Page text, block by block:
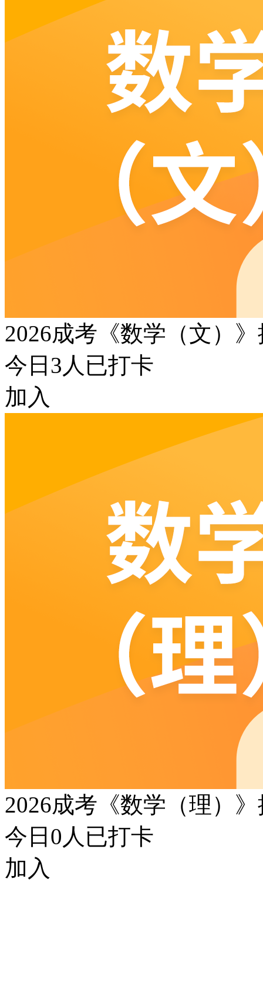
2026成考《数学（文）
今日 3 人已打卡
加入
2026成考《数学（理）
今日 0 人已打卡
加入